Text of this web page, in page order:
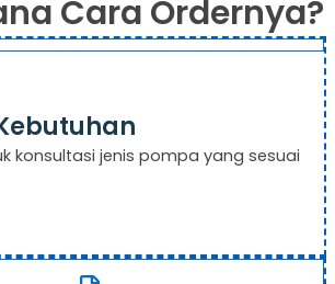
Cara Ordernya?
konsultasi jenis pompa yang sesuai